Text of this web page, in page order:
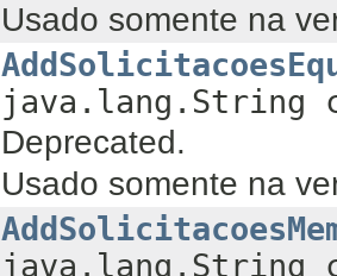
Usado somente na
java.lang.String
Deprecated.
Usado somente na
java.lang.String